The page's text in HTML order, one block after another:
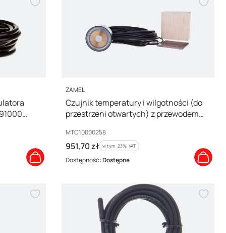
PRODUCENT
ZAMEL
Czujnik temperatury i wilgotności (do
przestrzeni otwartych) z przewodem
Kod producenta
MTC10000258
Cena brutto
951,70 zł w tym %s VAT
w tym 23% VAT
Dostępność:Dostępne